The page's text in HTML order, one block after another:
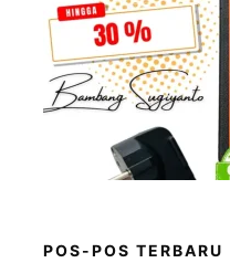
POS-POS TERBARU